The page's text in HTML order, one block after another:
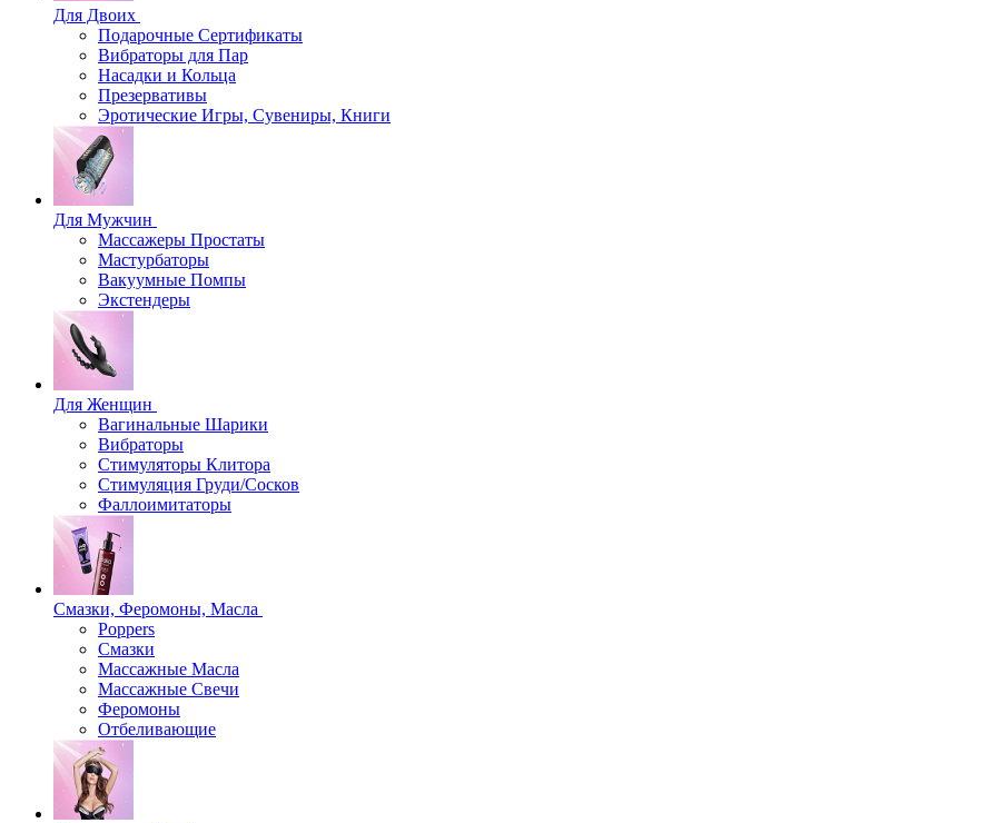
Для Двоих
Подарочные Сертификаты
Вибраторы для Пар
Насадки и Кольца
Презервативы
Эротические Игры, Сувениры, Книги
Для Мужчин
Массажеры Простаты
Мастурбаторы
Вакуумные Помпы
Экстендеры
Для Женщин
Вагинальные Шарики
Вибраторы
Стимуляторы Клитора
Стимуляция Груди/Сосков
Фаллоимитаторы
Смазки, Феромоны, Масла
Poppers
Смазки
Массажные Масла
Массажные Свечи
Феромоны
Отбеливающие